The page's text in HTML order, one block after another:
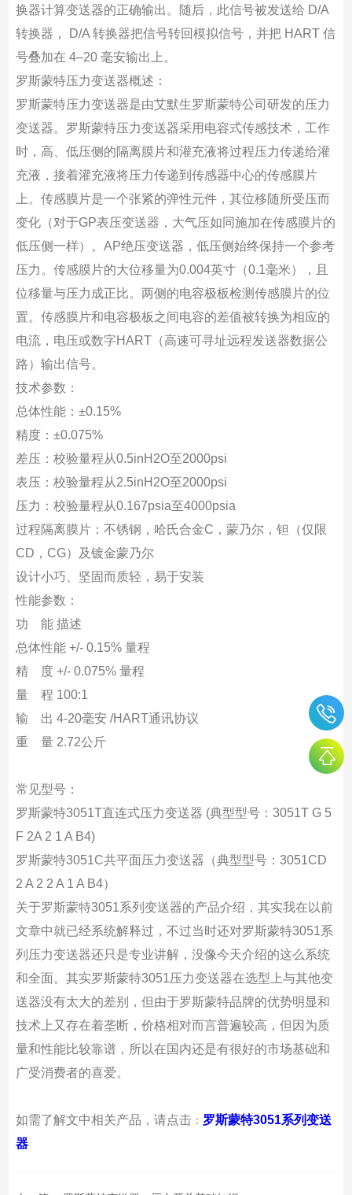
换器计算变送器的正确输出。随后，此信号被发送给 D/A
转换器， D/A 转换器把信号转回模拟信号，并把 HART 信
号叠加在 4–20 毫安输出上。
罗斯蒙特压力变送器概述：
罗斯蒙特压力变送器是由艾默生罗斯蒙特公司研发的压力
变送器。罗斯蒙特压力变送器采用电容式传感技术，工作
时，高、低压侧的隔离膜片和灌充液将过程压力传递给灌
充液，接着灌充液将压力传递到传感器中心的传感膜片
上。传感膜片是一个张紧的弹性元件，其位移随所受压而
变化（对于GP表压变送器，大气压如同施加在传感膜片的
低压侧一样）。AP绝压变送器，低压侧始终保持一个参考
压力。传感膜片的大位移量为0.004英寸（0.1毫米），且
位移量与压力成正比。两侧的电容极板检测传感膜片的位
置。传感膜片和电容极板之间电容的差值被转换为相应的
电流，电压或数字HART（高速可寻址远程发送器数据公
路）输出信号。
技术参数：
总体性能：±0.15%
精度：±0.075%
差压：校验量程从0.5inH2O至2000psi
表压：校验量程从2.5inH2O至2000psi
压力：校验量程从0.167psia至4000psia
过程隔离膜片：不锈钢，哈氏合金C，蒙乃尔，钽（仅限
CD，CG）及镀金蒙乃尔
设计小巧、坚固而质轻，易于安装
性能参数：
功 能 描述
总体性能 +/- 0.15% 量程
精 度 +/- 0.075% 量程
量 程 100:1
输 出 4-20毫安 /HART通讯协议
重 量 2.72公斤
常见型号：
罗斯蒙特3051T直连式压力变送器 (典型型号：3051T G 5
F 2A 2 1 A B4)
罗斯蒙特3051C共平面压力变送器（典型型号：3051CD
2 A 2 2 A 1 A B4）
关于罗斯蒙特3051系列变送器的产品介绍，其实我在以前
文章中就已经系统解释过，不过当时还对罗斯蒙特3051系
列压力变送器还只是专业讲解，没像今天介绍的这么系统
和全面。其实罗斯蒙特3051压力变送器在选型上与其他变
送器没有太大的差别，但由于罗斯蒙特品牌的优势明显和
技术上又存在着垄断，价格相对而言普遍较高，但因为质
量和性能比较靠谱，所以在国内还是有很好的市场基础和
广受消费者的喜爱。
如需了解文中相关产品，请点击： 罗斯蒙特3051系列变送
器